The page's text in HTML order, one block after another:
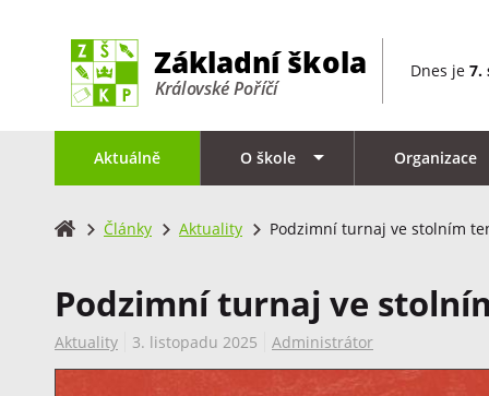
Dnes je 7.
Aktuálně O škole Organizace
Články Aktuality Podzimní turnaj ve stolním
Podzimní turnaj ve
Aktuality 3. listopadu 2025 Administrátor